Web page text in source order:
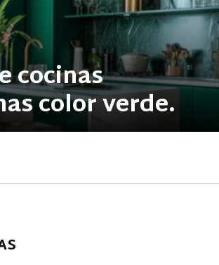
cocinas
color verde.